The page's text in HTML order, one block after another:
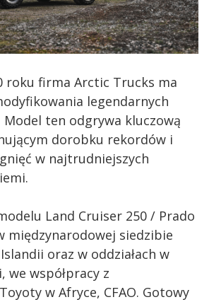
roku firma Arctic Trucks ma
legendarnych
Model ten odgrywa kluczową
dorobku rekordów i
w najtrudniejszych
Land Cruiser 250 / Prado
międzynarodowej siedzibie
oraz w oddziałach w
we współpracy z
w Afryce, CFAO. Gotowy